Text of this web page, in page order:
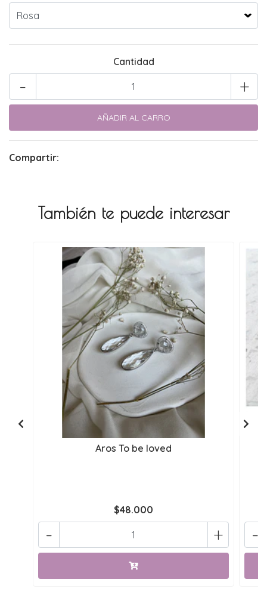
Cantidad
+
-
Compartir:
También te puede interesar
Aros To be loved
$48.000
+
- -